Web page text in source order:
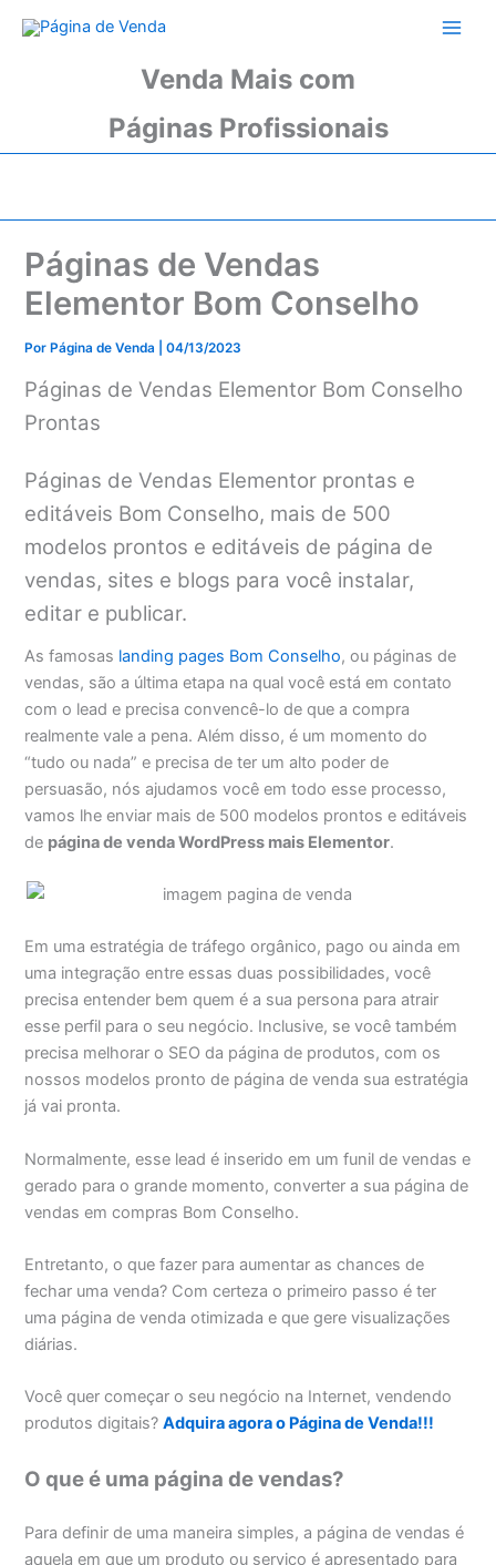
para
Venda Mais com
Páginas Profissionais
Páginas de Vendas
Elementor Bom Conselho
PorPágina de Venda |04/13/2023
Páginas de Vendas Elementor Bom Conselho
Prontas
Páginas de Vendas Elementor prontas e
editáveis Bom Conselho, mais de 500
modelos prontos e editáveis de página de
vendas, sites e blogs para você instalar,
editar e publicar.
As famosas landing pages Bom Conselho, ou páginas de
vendas, são a última etapa na qual você está em contato
com o lead e precisa convencê-lo de que a compra
realmente vale a pena. Além disso, é um momento do
“tudo ou nada” e precisa de ter um alto poder de
persuasão, nós ajudamos você em todo esse processo,
vamos lhe enviar mais de 500 modelos prontos e editáveis
de página de venda WordPress mais Elementor.
Em uma estratégia de tráfego orgânico, pago ou ainda em
uma integração entre essas duas possibilidades, você
precisa entender bem quem é a sua persona para atrair
esse perfil para o seu negócio. Inclusive, se você também
precisa melhorar o SEO da página de produtos, com os
nossos modelos pronto de página de venda sua estratégia
já vai pronta.
Normalmente, esse lead é inserido em um funil de vendas e
gerado para o grande momento, converter a sua página de
vendas em compras Bom Conselho.
Entretanto, o que fazer para aumentar as chances de
fechar uma venda? Com certeza o primeiro passo é ter
uma página de venda otimizada e que gere visualizações
diárias.
Você quer começar o seu negócio na Internet, vendendo
produtos digitais?Adquira agora o Página de Venda!!!
O que é uma página de vendas?
Para definir de uma maneira simples, a página de vendas é
aquela em que um produto ou serviço é apresentado para